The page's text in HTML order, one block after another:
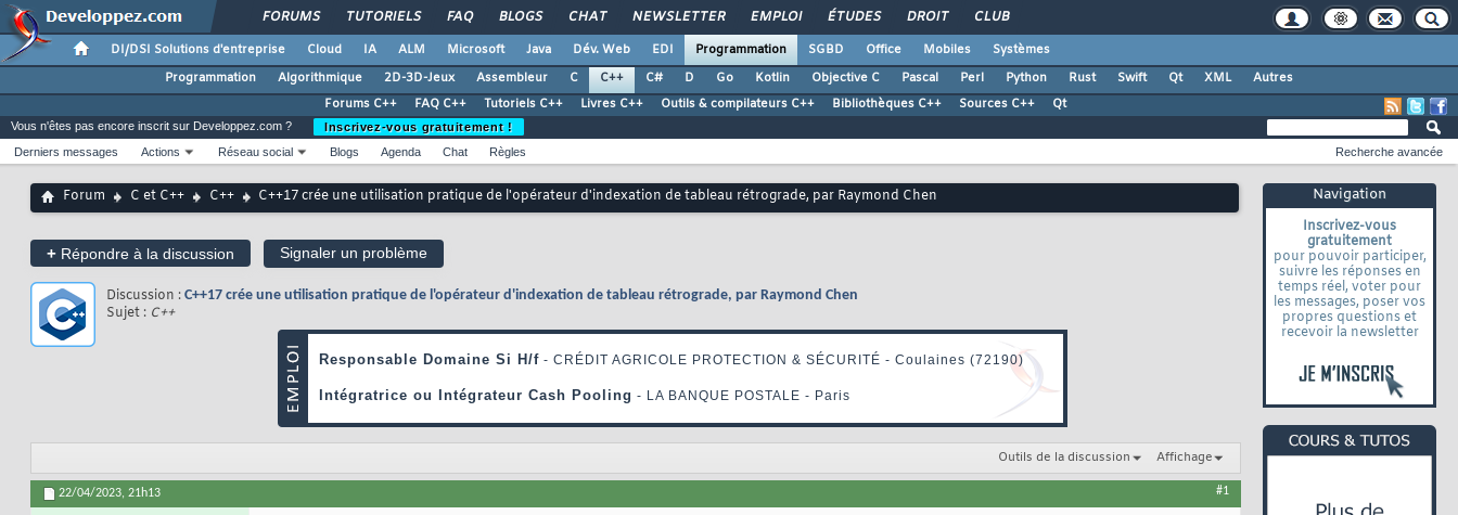
FORUMS TUTORIELS FAQ BLOGS CHAT NEWSLETTER EMPLOI ÉTUDES DROIT CLUB
DI/DSI Solutions d'entreprise Cloud IA ALM Microsoft Java Dév. Web EDI Programmation SGBD Office Mobiles
Systèmes
Programmation
Algorithmique 2D-3D-Jeux Assembleur C C++ C# D Go Kotlin Objective C Pascal Perl Python Rust Swift Qt XML
Autres
Forums C++
FAQ C++ Tutoriels C++ Livres C++ Outils & compilateurs C++ Bibliothèques C++ Sources C++ Qt
Navigation
Inscrivez-vous
gratuitement
pour pouvoir participer,
suivre les réponses en
temps réel, voter pour
les messages, poser vos
propres questions et
recevoir la newsletter
Vous n'êtes pas encore inscrit sur Developpez.com ?
Inscrivez-vous gratuitement !
Derniers messages
Actions Réseau social Blogs Agenda Chat Règles Recherche avancée
Forum C et C++ C++ C++17 crée une utilisation pratique de l'opérateur d'indexation de tableau rétrograde, par Raymond Chen
+ Répondre à la discussion Signaler un problème
Discussion : C++17 crée une utilisation pratique de l'opérateur d'indexation de tableau rétrograde, par Raymond Chen
Sujet : C++
Outils de la discussion Affichage
22/04/2023, 21h13 #1